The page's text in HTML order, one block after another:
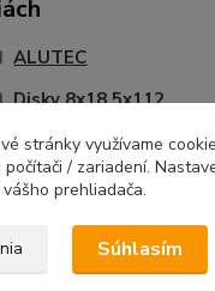
ALUTEC
Disky 8x18 5x112
stránky využívame
/ zariadení.
prehliadača.
Súhlasím